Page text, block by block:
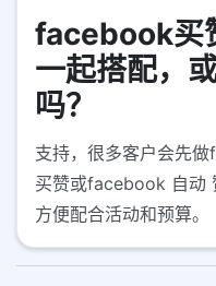
facebook买
一起搭配，
吗？
支持，很多客户会先
买赞或facebook 自动
方便配合活动和预算。